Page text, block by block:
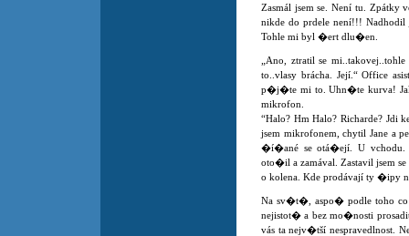
Zasmál jsem se. Není tu. Zpátky
nikde do prdele není!!!
Tohle mi byl �ert dlu�en.
„Ano, ztratil se
to..vlasy brácha. Její.“ Office
p�j�te mi to. Uhn�te kurva! Jak
mikrofon.
“Halo? Hm Halo? Richarde? Jdi
jsem mikrofonem, chytil Jane a
�í�ané se otá�ejí. U vchodu.
oto�il a zamával. Zastavil jsem
o kolena. Kde prodávají ty �ipy
Na sv�t�, aspo� podle toho
nejistot� a bez mo�nosti
vás ta nejv�tší nespravedlnost.